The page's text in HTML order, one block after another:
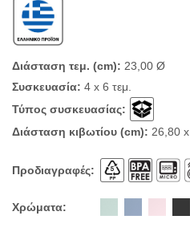
Διάσταση τεμ. (cm): 23,00 Ø
Συσκευασία: 4 x 6 τεμ.
Τύπος συσκευασίας:
Διάσταση κιβωτίου (cm): 26,80
Προδιαγραφές:
Χρώματα: